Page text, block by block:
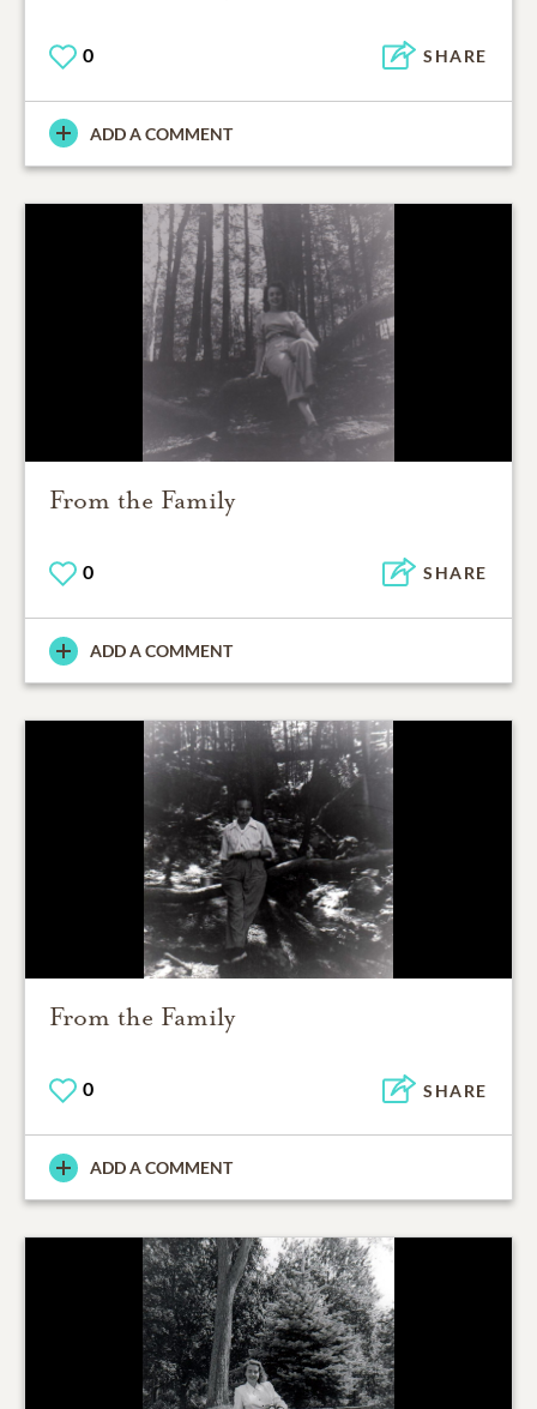
0 SHARE
ADD A COMMENT
From the Family
0 SHARE
ADD A COMMENT
From the Family
0 SHARE
ADD A COMMENT